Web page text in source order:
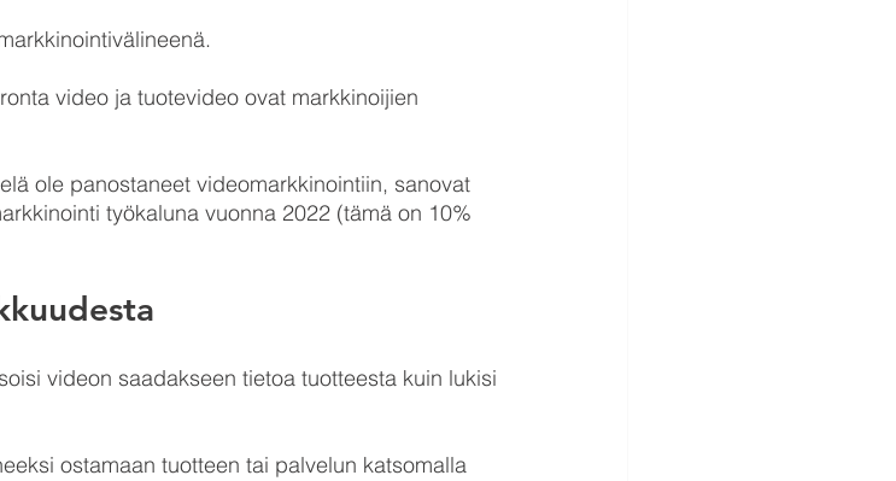
video ja tuotevideo ovat markkinoijien
ole panostaneet videomarkkinointiin, sanovat
työkaluna vuonna 2022 (tämä on 10%
videon saadakseen tietoa tuotteesta kuin lukisi
ostamaan tuotteen tai palvelun katsomalla